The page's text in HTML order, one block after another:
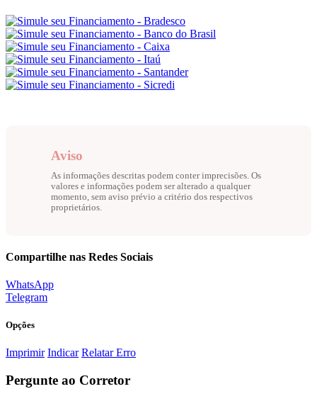
Aviso
As informações descritas podem conter imprecisões. Os
valores e informações podem ser alterado a qualquer
momento, sem aviso prévio a critério dos respectivos
proprietários.
Compartilhe nas Redes Sociais
WhatsApp
Telegram
Opções
Imprimir Indicar Relatar Erro
Pergunte ao Corretor